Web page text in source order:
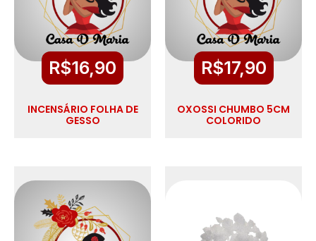
R$16,90
INCENSÁRIO FOLHA DE
GESSO
R$17,90
OXOSSI CHUMBO 5CM
COLORIDO